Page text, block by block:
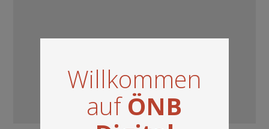
Willkommen
aufÖNB